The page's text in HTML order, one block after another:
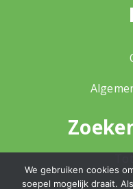
We gebruiken cookies
soepel mogelijk draait.